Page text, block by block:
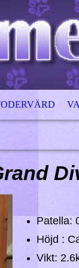
Patella:
Höjd :
Vikt: